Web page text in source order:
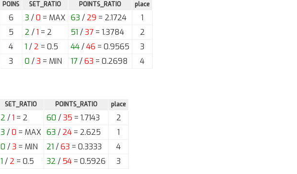
POINS SET_RATIO POINTS_RATIO place
6 3 /0 = MAX 63 / 29 = 2.1724
1
5 2 /1 = 2 51 /37 = 1.3784
2
4 1 / 2 = 0.5 44/46 = 0.9565
3
3 0 /3 = MIN 17/63 = 0.2698 4
SET_RATIO POINTS_RATIO place
2 /1 = 2 60 /35 = 1.7143
2
3 /0 = MAX 63 / 24 = 2.625
1
0 /3 = MIN 21 /63 = 0.3333
4
1 / 2 = 0.5 32 / 54 = 0.5926 3